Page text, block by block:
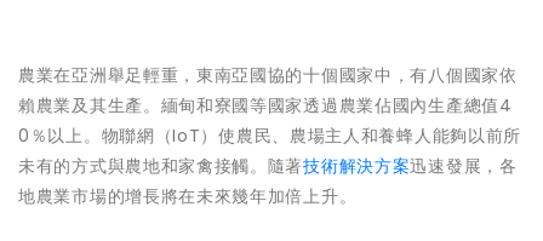
農業在亞洲舉足輕重，東南亞國協的十個國家中，有八個國家依
賴農業及其生產。緬甸和寮國等國家透過農業佔國內生產總值4
0 ％以上。物聯網（IoT）使農民、農場主人和養蜂人能夠以前所
未有的方式與農地和家禽接觸。隨著技術解決方案迅速發展，各
地農業市場的增長將在未來幾年加倍上升。